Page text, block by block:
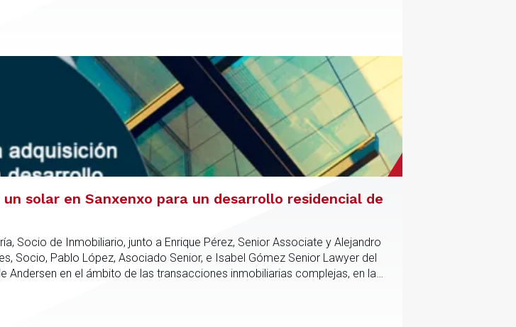
solar en Sanxenxo para un desarrollo residencial de
Socio de Inmobiliario, junto a Enrique Pérez, Senior Associate y Alejandro
Socio, Pablo López, Asociado Senior, e Isabel Gómez Senior Lawyer del
en el ámbito de las transacciones inmobiliarias complejas, en las